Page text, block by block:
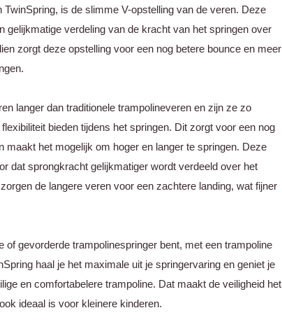
TwinSpring, is de slimme V-opstelling van de veren. Deze
gelijkmatige verdeling van de kracht van het springen over
zorgt deze opstelling voor een nog betere bounce en meer
langer dan traditionele trampolineveren en zijn ze zo
bieden tijdens het springen. Dit zorgt voor een nog
maakt het mogelijk om hoger en langer te springen. Deze
dat sprongkracht gelijkmatiger wordt verdeeld over het
de langere veren voor een zachtere landing, wat fijner
of gevorderde trampolinespringer bent, met een trampoline
haal je het maximale uit je springervaring en geniet je
en comfortabelere trampoline. Dat maakt de veiligheid het
ideaal is voor kleinere kinderen.